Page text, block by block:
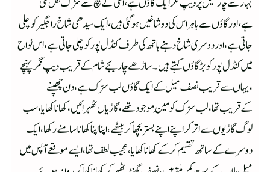
ہے،اور گاؤں سے باہر اس کی دو شاخیں ہوگئی ہیں،ایک سیدھی شاخ راجگیرکو چلی
جاتی ہے،اور دوسری شاخ دہنے ہاتھ کی طرف کنڈل پور کو چلی جاتی ہے،اس نواح
میں کنڈل پور کو بڑگاؤں کہتے ہیں۔ساڑھے چار بجے شام کے قریب دیپ نگر پہنچے
،یہاں سے قریب نصف میل کے ایک گاؤں لب سڑک ہے ،دن چھپنے
کےقریب تھا،لب سڑک کو مَین موجود تھے ،گاڑیاں ٹھہرائیں ،کھانا کھایا،سب
لوگ گاڑیوں سے اتر کر اپنے اپنے بستر بچھا کر بیٹھے،اپنا اپنا کھانا سامنے رکھا،ایک
دوسرے کے ساتھ تقسیم کرکے کھانا کھایا،عجیب لطف تھا ،ایسے موقعے آپس میں